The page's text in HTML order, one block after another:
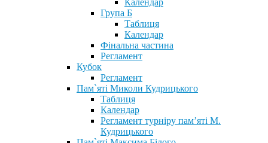
Календар
Група Б
Таблиця
Календар
Фінальна частина
Регламент
Кубок
Регламент
Пам`яті Миколи Кудрицького
Таблиця
Календар
Регламент турніру пам’яті М.
Кудрицького